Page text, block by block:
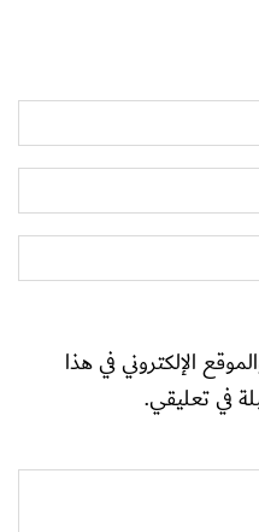
الإلكتروني في هذا
في تعليقي.